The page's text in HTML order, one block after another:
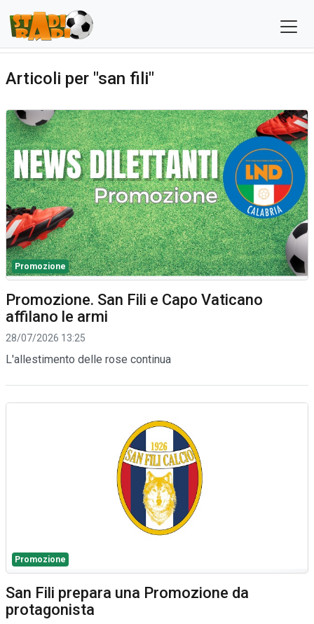
Articoli per "san fili"
Promozione
Promozione. San Fili e Capo Vaticano
affilano le armi
28/07/2026 13:25
L'allestimento delle rose continua
Promozione
San Fili prepara una Promozione da
protagonista